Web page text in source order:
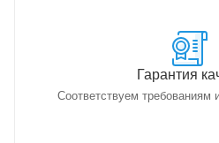
Гарантия
Соответствуем требованиям